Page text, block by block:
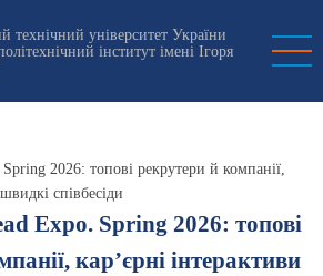
технічний університет України
інститут імені Ігоря
2026: топові рекрутери й компанії,
співбесіди
Expo. Spring 2026: топові
карʼєрні інтерактиви